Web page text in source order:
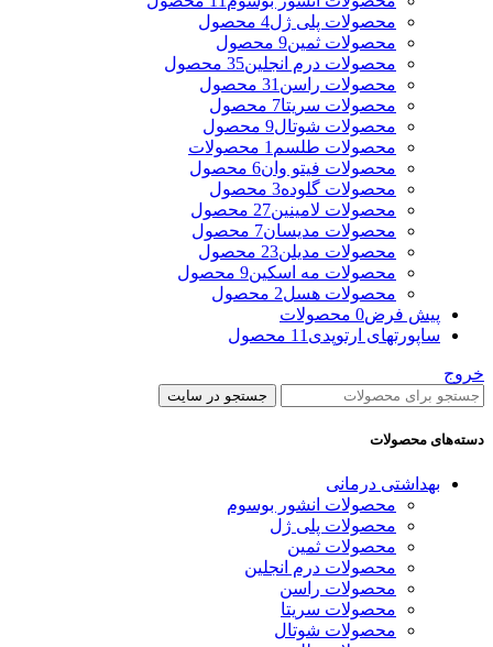
محصولات پلی ژل4 محصول
محصولات ثمین9 محصول
محصولات درم انجلین35 محصول
محصولات راسن 31 محصول
محصولات سریتا7 محصول
محصولات شوتال9 محصول
محصولات طلسم 1 محصولات
محصولات فیتو وان6 محصول
محصولات گلوده3 محصول
محصولات لامینین27 محصول
محصولات مدیسان7 محصول
محصولات مدیلن23 محصول
محصولات مه اسکین9 محصول
محصولات هسل2 محصول
پیش فرض0 محصولات
ساپورتهای ارتوپدی 11 محصول
خروج
جستجو در سایت
دسته‌های محصولات
بهداشتی درمانی
محصولات انشور بوسوم
محصولات پلی ژل
محصولات ثمین
محصولات درم انجلین
محصولات راسن
محصولات سریتا
محصولات شوتال